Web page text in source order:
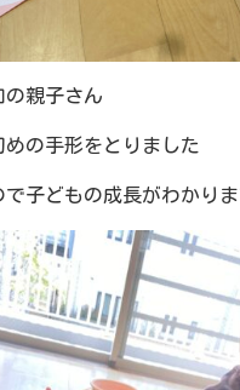
親子さん
めの手形をとりました
子どもの成長がわかり